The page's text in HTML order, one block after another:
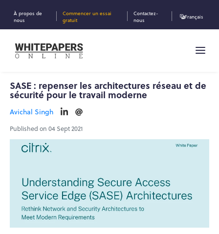
À propos de
nous
Commencer un essai
gratuit
Contactez-
nous
Français
SASE : repenser les architectures réseau et de
sécurité pour le travail moderne
Avichal Singh
Published on 04 Sept 2021